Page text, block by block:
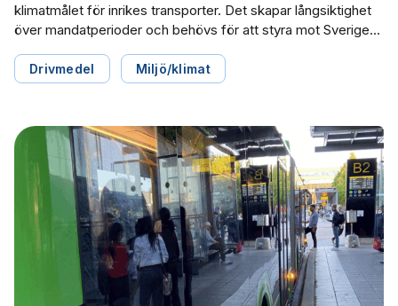
klimatmålet för inrikes transporter. Det skapar långsiktighet
över mandatperioder och behövs för att styra mot Sveriges
Kollektivtrafik i sitt remissvar angående
Miljömålsberedningens utredning och delar därmed
Drivmedel Miljö/klimat